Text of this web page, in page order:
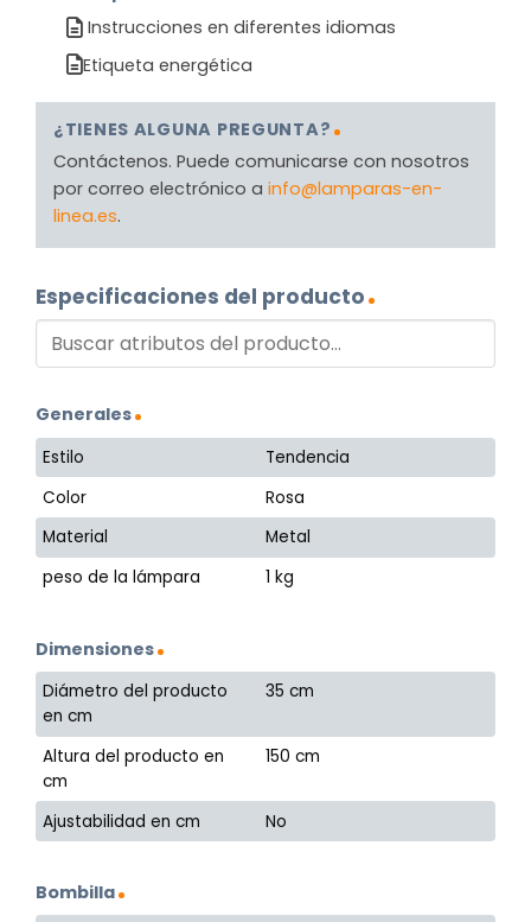
Instrucciones en diferentes idiomas
Etiqueta energética
¿TIENES ALGUNA PREGUNTA?
Contáctenos. Puede comunicarse con nosotros
por correo electrónico a info@lamparas-en-
linea.es.
Especificaciones del producto
Generales
Estilo
Tendencia
Color
Rosa
Material
Metal
peso de la lámpara
1 kg
Dimensiones
Diámetro del producto
en cm
35 cm
Altura del producto en
cm
150 cm
Ajustabilidad en cm No
Bombilla